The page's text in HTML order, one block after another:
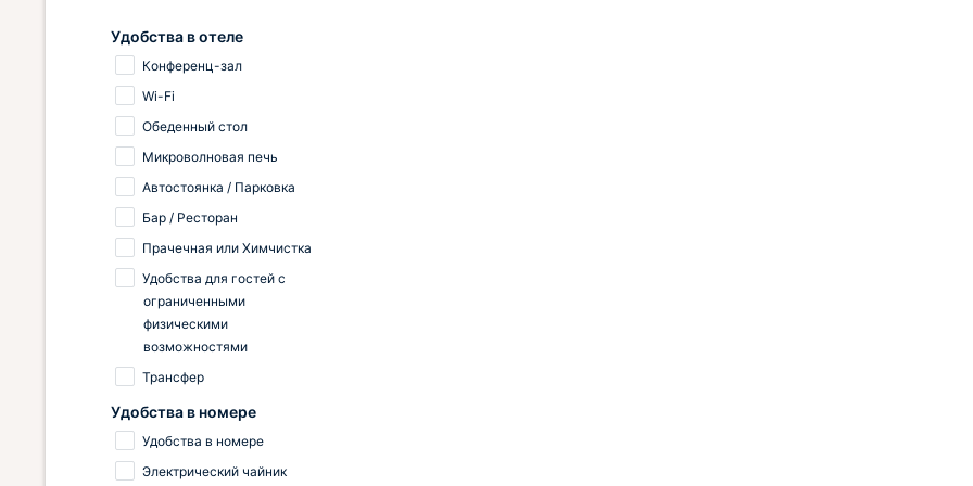
Удобства в отеле
Конференц-зал
Wi-Fi
Обеденный стол
Микроволновая печь
Автостоянка / Парковка
Бар / Ресторан
Прачечная или Химчистка
Удобства для гостей с
ограниченными
физическими
возможностями
Трансфер
Удобства в номере
Удобства в номере
Электрический чайник